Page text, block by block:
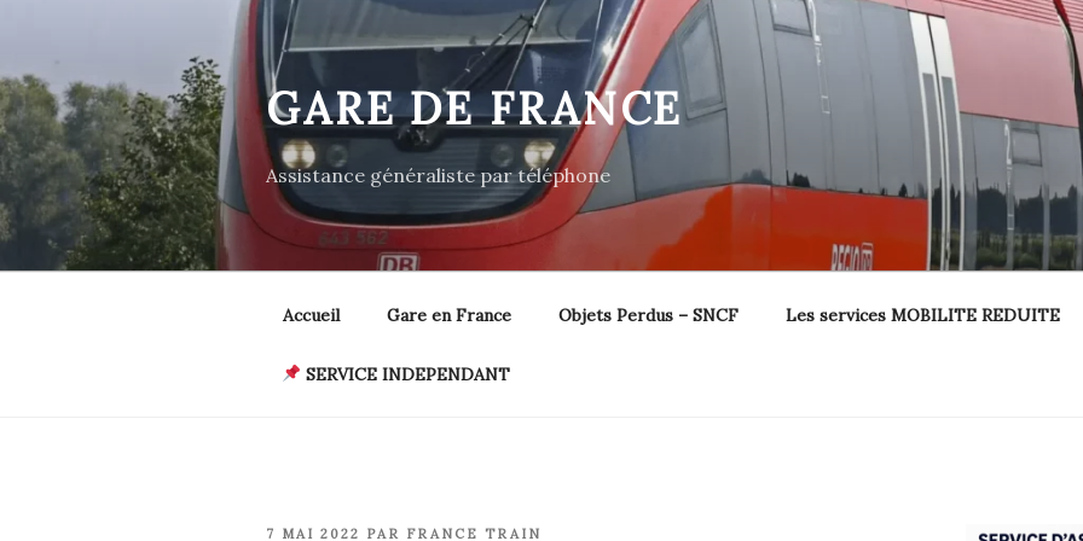
contenu
principal
GARE DE FRANCE
Assistance généraliste par téléphone
Accueil Gare en France Objets Perdus – SNCF Les services MOBILITE REDUITE
SERVICE INDEPENDANT
PUBLIÉ
7 MAI 2022 PAR FRANCE TRAIN